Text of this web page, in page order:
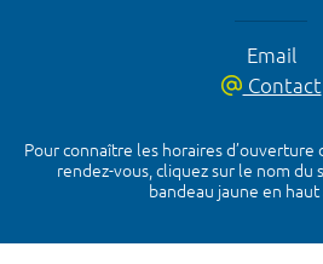
Email
Contact
Pour connaître les horaires
rendez-vous, cliquez sur le nom du
bandeau jaune en haut